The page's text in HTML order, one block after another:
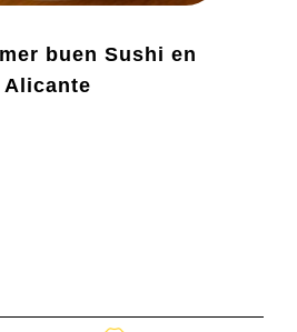
buen Sushi en
Alicante